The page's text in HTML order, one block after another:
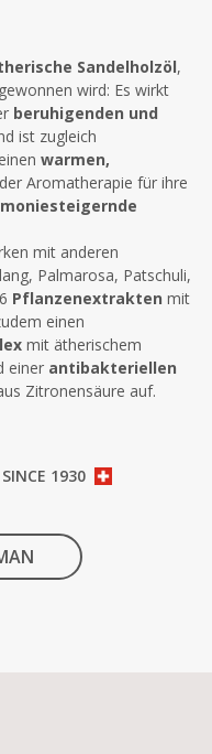
Sandelholzöl,
gewonnen wird: Es wirkt
beruhigenden und
ist zugleich
warmen,
Aromatherapie für ihre
mit anderen
Palmarosa, Patschuli,
Pflanzenextrakten mit
einen
mit ätherischem
einer antibakteriellen
Zitronensäure auf.
1930